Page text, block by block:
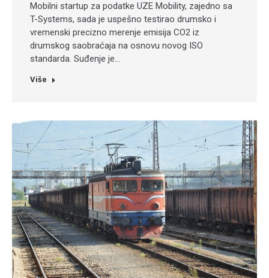
Mobilni startup za podatke UZE Mobility, zajedno sa
T-Systems, sada je uspešno testirao drumsko i
vremenski precizno merenje emisija CO2 iz
drumskog saobraćaja na osnovu novog ISO
standarda. Suđenje je…
Više